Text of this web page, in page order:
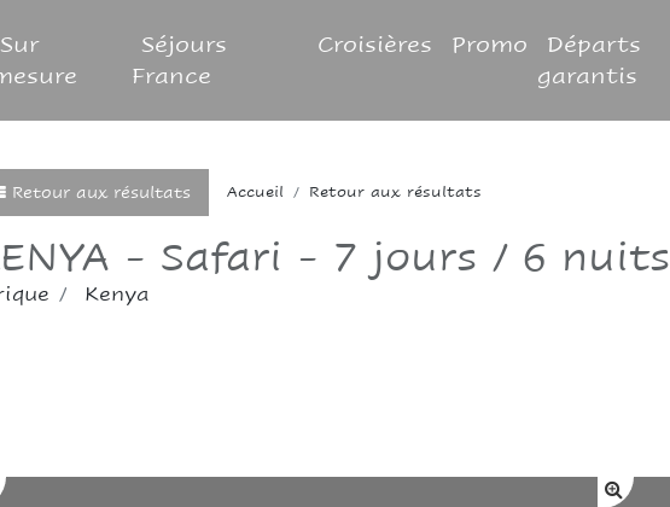
Sur
Séjours
France
Croisières Promo
Départs
garantis
Retour aux résultats Accueil Retour aux résultats
- Safari - 7 jours / 6 nuits
Kenya